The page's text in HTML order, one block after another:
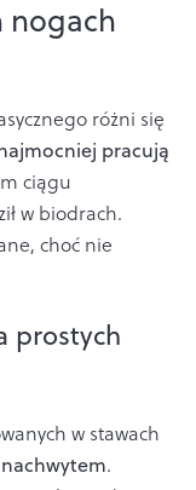
nogach
różni się
pracują
ciągu
w biodrach.
choć nie
prostych
w stawach
.